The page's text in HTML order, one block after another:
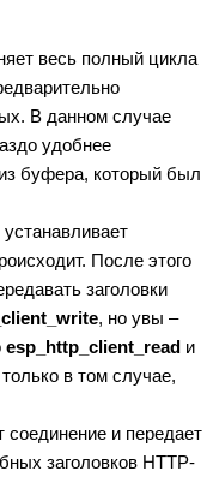
весь полный цикла
В данном случае
удобнее
буфера, который был
устанавливает
После этого
заголовки
, но увы –
esp_http_client_read и
в том случае,
соединение и передает
заголовков HTTP-